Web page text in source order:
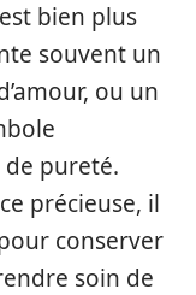
bien plus
souvent un
ou un
pureté.
précieuse, il
conserver
soin de